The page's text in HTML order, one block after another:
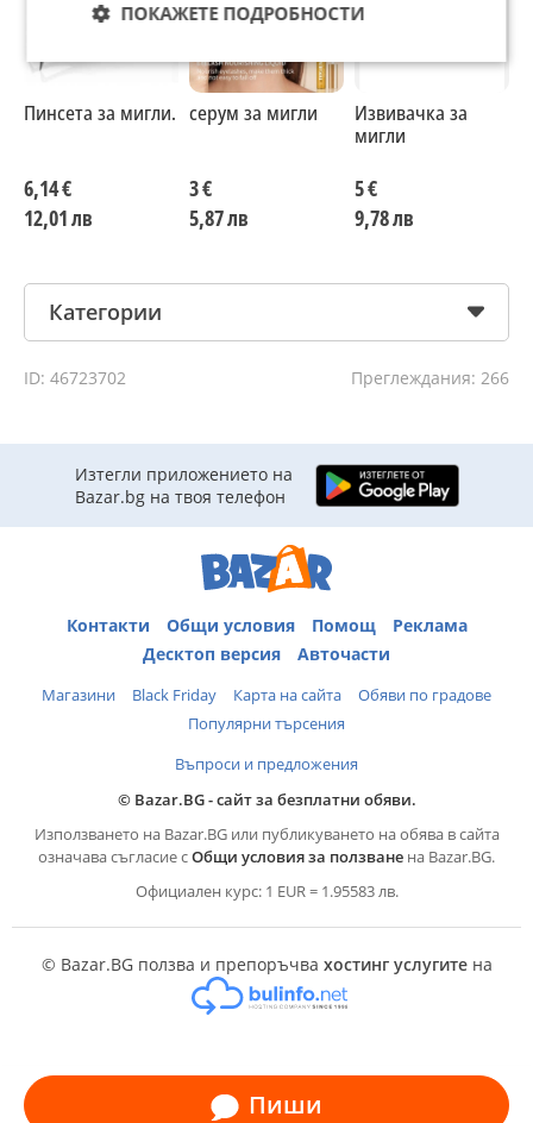
Пинсета за мигли.
6,14 €
12,01 лв
серум за мигли
3 €
5,87 лв
Извивачка за
мигли
5 €
9,78 лв
Категории
ID: 46723702 Преглеждания: 266
Пиши
Изтегли приложението на
Bazar.bg на твоя телефон
Контакти Общи условия Помощ
Реклама
Десктоп версия
Авточасти
Магазини Black Friday Карта на сайта
Обяви по градове
Популярни търсения
Въпроси и предложения
© Bazar.BG - сайт за безплатни обяви.
Използването на Bazar.BG или публикуването на обява в сайта
означава съгласие сОбщи условия за ползване на Bazar.BG.
Официален курс: 1 EUR = 1.95583 лв.
© Bazar.BG ползва и препоръчва хостинг услугитена
ПОКАЖЕТЕ ПОДРОБНОСТИ